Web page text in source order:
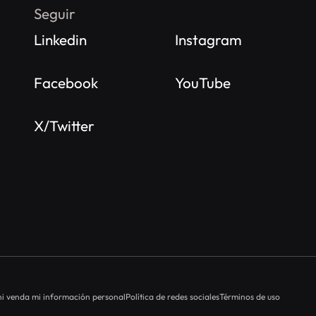
Seguir
Linkedin
Facebook
X/Twitter
Instagram
YouTube
venda mi información personalPolítica de redes socialesTérminos de uso